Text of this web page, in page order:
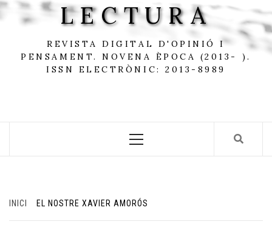
LECTURA
REVISTA DIGITAL D'OPINIÓ I
PENSAMENT. NOVENA ÈPOCA (2013- ).
ISSN ELECTRÒNIC: 2013-8989
Menu
INICI EL NOSTRE XAVIER AMORÓS